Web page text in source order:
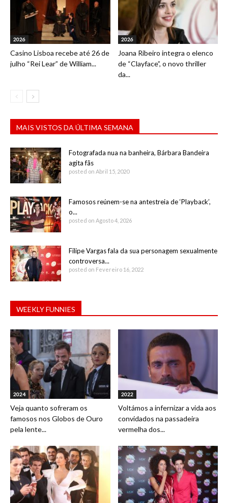
2026
Casino Lisboa recebe até 26 de
julho “Rei Lear” de William...
2026
Joana Ribeiro integra o elenco
de “Clayface”, o novo thriller
da...
MAIS VISTOS DA ÚLTIMA SEMANA
Fotografada nua na banheira, Bárbara Bandeira
agita fãs
posted on Abril 15, 2020
Famosos reúnem-se na antestreia de ‘Playback’,
o...
posted on Agosto 4, 2026
Filipe Vargas fala da sua personagem sexualmente
controversa...
posted on Fevereiro 16, 2022
WEEKLY FUNNIES
2024
Veja quanto sofreram os
famosos nos Globos de Ouro
pela lente...
2022
Voltámos a infernizar a vida aos
convidados na passadeira
vermelha dos...